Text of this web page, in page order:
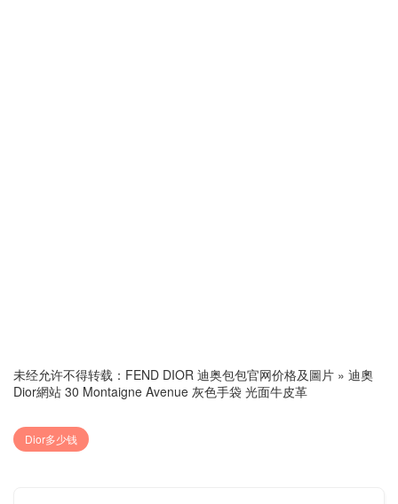
未经允许不得转载： FEND DIOR 迪奥包包官网价格及圖片 » 迪奧
Dior網站 30 Montaigne Avenue 灰色手袋 光面牛皮革
Dior多少钱